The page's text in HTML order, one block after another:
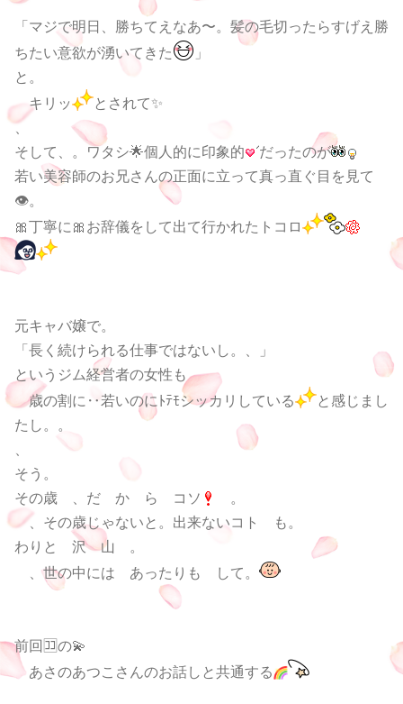
「マジで明日、勝ちてえなあ〜。髪の毛切ったらすげえ勝
ちたい意欲が湧いてきた
」
と。
キリッ
とされて✨
、
そして、。ワタシ🌟個人的に印象的
だったのが
若い美容師のお兄さんの正面に立って真っ直ぐ目を見て
👁。
🎀丁寧に🎀お辞儀をして出て行かれたトコロ
元キャバ嬢で。
「長く続けられる仕事ではないし。、」
というジム経営者の女性も
歳の割に‥若いのにﾄﾃﾓシッカリしている
と感じまし
たし。。
そう。
その歳 、だ か ら コソ
。
、その歳じゃないと。出来ないコト も。
わりと 沢 山 。
、世の中には あったりも して。
前回🈁の💫
あさのあつこさんのお話しと共通する